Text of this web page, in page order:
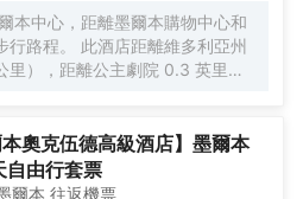
本中心，距離墨爾本購物中心和
行路程。 此酒店距離維多利亞州
里），距離公主劇院 0.3 英里
李寄存。 酒店有 153 間客房，提
加厚層卧床。提供免費無線網
；數碼頻道可滿足您的娛樂需
本奧克伍德高級酒店】墨爾本
由行套票
爾本 往返機票